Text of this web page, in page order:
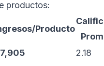
productos:
Producto
2.18